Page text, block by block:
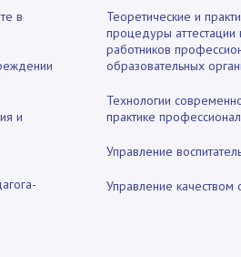
в
и
Теоретические и
процедуры аттестации
работников
образовательных
Технологии
практике
Управление
Управление качеством